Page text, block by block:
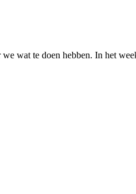
wat te doen hebben. In het